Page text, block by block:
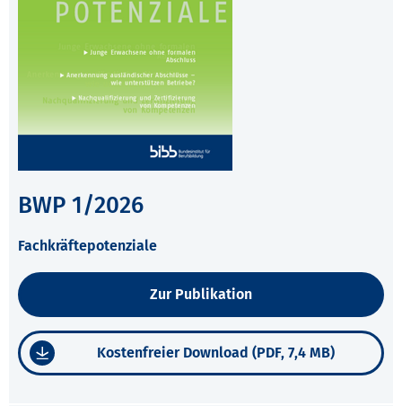
BWP 1/2026
Fachkräftepotenziale
Zur Publikation
Kostenfreier Download (PDF, 7,4 MB)